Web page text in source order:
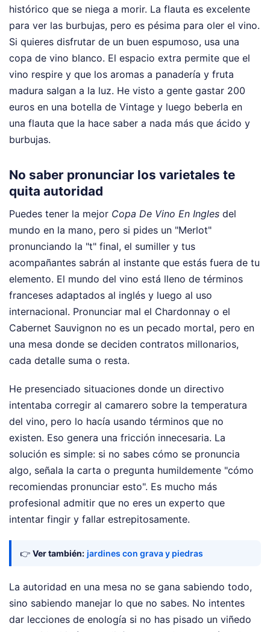
histórico que se niega a morir. La flauta es excelente
para ver las burbujas, pero es pésima para oler el vino.
Si quieres disfrutar de un buen espumoso, usa una
copa de vino blanco. El espacio extra permite que el
vino respire y que los aromas a panadería y fruta
madura salgan a la luz. He visto a gente gastar 200
euros en una botella de Vintage y luego beberla en
una flauta que la hace saber a nada más que ácido y
burbujas.
No saber pronunciar los varietales te
quita autoridad
Puedes tener la mejor Copa De Vino En Ingles del
mundo en la mano, pero si pides un "Merlot"
pronunciando la "t" final, el sumiller y tus
acompañantes sabrán al instante que estás fuera de tu
elemento. El mundo del vino está lleno de términos
franceses adaptados al inglés y luego al uso
internacional. Pronunciar mal el Chardonnay o el
Cabernet Sauvignon no es un pecado mortal, pero en
una mesa donde se deciden contratos millonarios,
cada detalle suma o resta.
He presenciado situaciones donde un directivo
intentaba corregir al camarero sobre la temperatura
del vino, pero lo hacía usando términos que no
existen. Eso genera una fricción innecesaria. La
solución es simple: si no sabes cómo se pronuncia
algo, señala la carta o pregunta humildemente "cómo
recomiendas pronunciar esto". Es mucho más
profesional admitir que no eres un experto que
intentar fingir y fallar estrepitosamente.
👉 Ver también: jardines con grava y piedras
La autoridad en una mesa no se gana sabiendo todo,
sino sabiendo manejar lo que no sabes. No intentes
dar lecciones de enología si no has pisado un viñedo